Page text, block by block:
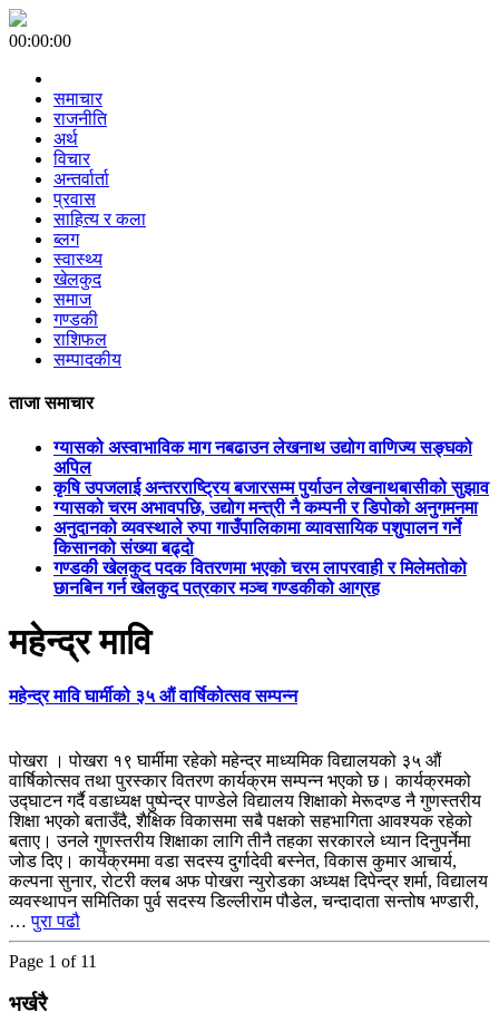
00:00:00
समाचार
राजनीति
अर्थ
विचार
अन्तर्वार्ता
प्रवास
साहित्य र कला
ब्लग
स्वास्थ्य
खेलकुद
समाज
गण्डकी
राशिफल
सम्पादकीय
ताजा समाचार
ग्यासको अस्वाभाविक माग नबढाउन लेखनाथ उद्योग वाणिज्य सङ्घको
अपिल
कृषि उपजलाई अन्तरराष्ट्रिय बजारसम्म पुर्याउन लेखनाथबासीको सुझाव
ग्यासको चरम अभावपछि, उद्योग मन्त्री नै कम्पनी र डिपोको अनुगमनमा
अनुदानको व्यवस्थाले रुपा गाउँपालिकामा व्यावसायिक पशुपालन गर्ने
किसानको संख्या बढ्दो
गण्डकी खेलकुद पदक वितरणमा भएको चरम लापरवाही र मिलेमतोको
छानबिन गर्न खेलकुद पत्रकार मञ्च गण्डकीको आग्रह
महेन्द्र मावि
महेन्द्र मावि घार्मीको ३५ औं वार्षिकोत्सव सम्पन्न
पोखरा । पोखरा १९ घार्मीमा रहेको महेन्द्र माध्यमिक विद्यालयको ३५ औं
वार्षिकोत्सव तथा पुरस्कार वितरण कार्यक्रम सम्पन्न भएको छ। कार्यक्रमको
उद्घाटन गर्दै वडाध्यक्ष पुष्पेन्द्र पाण्डेले विद्यालय शिक्षाको मेरूदण्ड नै गुणस्तरीय
शिक्षा भएको बताउँदै, शैक्षिक विकासमा सबै पक्षको सहभागिता आवश्यक रहेको
बताए। उनले गुणस्तरीय शिक्षाका लागि तीनै तहका सरकारले ध्यान दिनुपर्नेमा
जोड दिए। कार्यक्रममा वडा सदस्य दुर्गादेवी बस्नेत, विकास कुमार आचार्य,
कल्पना सुनार, रोटरी क्लब अफ पोखरा न्युरोडका अध्यक्ष दिपेन्द्र शर्मा, विद्यालय
व्यवस्थापन समितिका पुर्व सदस्य डिल्लीराम पौडेल, चन्दादाता सन्तोष भण्डारी,
…पुरा पढौ
Page 1 of 11
भर्खरै